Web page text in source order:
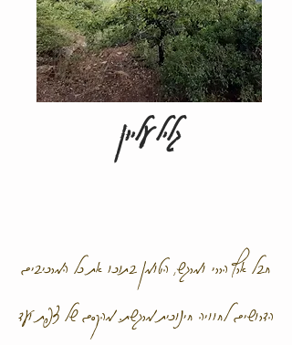
גליל עליון
חבל ארץ הררי ומרגש, הטומן בתוכו את כל המרכיבים
הדרושים לחוויה חינוכית מרגשת. מהקסם של צפת ועד